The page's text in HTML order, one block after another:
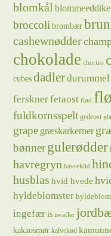
blomkål blommeeddike
broccoli brombær
cashewnødder
chokolade chorizo
cubes dadlerdurummel
fersknerfetaost flød
fuldkornsspelt gedeost
grape græskarkerner
bønnergulerødder
havregryn havreklid
husblas hvid hvede
hyldeblomster
ingefær is isvafler
kakaosmør kalvekød